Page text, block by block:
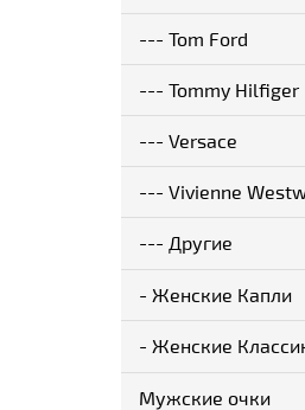
--- Tom Ford
--- Tommy Hilfiger
--- Versace
--- Vivienne
--- Другие
- Женские Капли
- Женские
Мужские очки